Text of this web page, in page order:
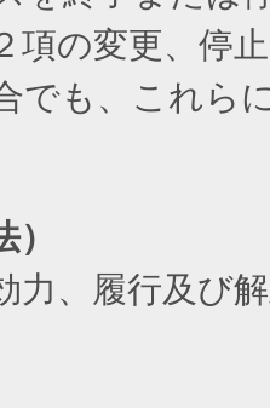
の変更、停
でも、これら
力、履行及び